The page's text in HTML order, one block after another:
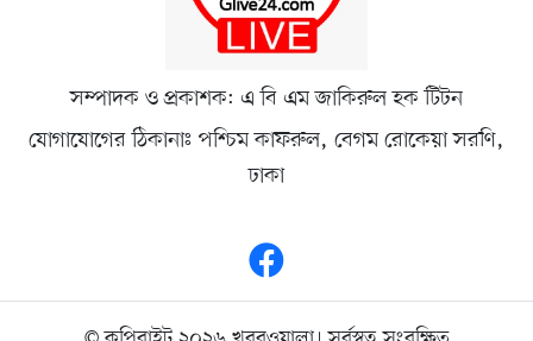
সম্পাদক ও প্রকাশক: এ বি এম জাকিরুল হক টিটন
যোগাযোগের ঠিকানাঃ পশ্চিম কাফরুল, বেগম রোকেয়া সরণি,
ঢাকা